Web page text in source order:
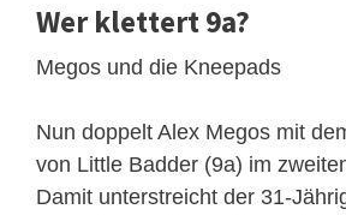
Wer klettert 9a?
Megos und die Kneepads
Nun doppelt Alex Megos mit
von Little Badder (9a) im
Damit unterstreicht der 31-